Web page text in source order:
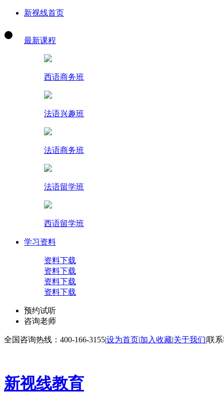
新视线首页
最新课程
西语商务班
法语兴趣班
法语商务班
法语留学班
西语留学班
学习资料
资料下载
资料下载
资料下载
资料下载
预约试听
咨询老师
全国咨询热线：400-166-3155|设为首页|加入收藏|关于我们|联
新视线教育